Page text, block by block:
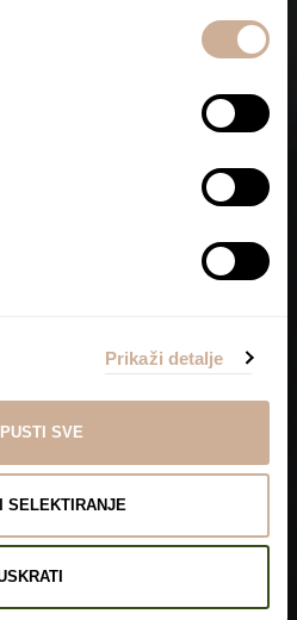
Prikaži detalje
SVE
SELEKTIRANJE
Ljubav